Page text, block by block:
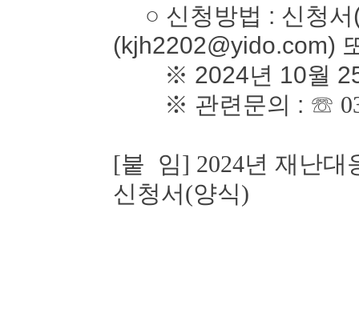
○ 신청방법 : 신청서
(kjh2202@yido.com)
※ 2024년 10월 25
※ 관련문의 : ☏
[붙 임] 2024년 재난대
신청서(양식)